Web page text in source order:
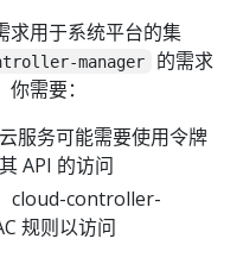
求用于系统平台的集
manager
的需求
需要：
服务可能需要使用令牌
API 的访问
cloud-controller-
规则以访问